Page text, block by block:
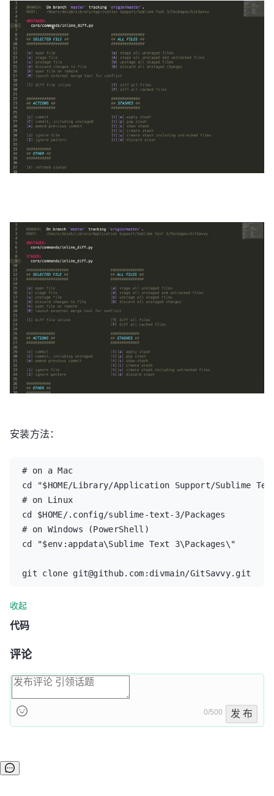
安装方法：
# on a Mac
cd "$HOME/Library/Application Support/Sublime
# on Linux
cd $HOME/.config/sublime-text-3/Packages
# on Windows (PowerShell)
cd "$env:appdata\Sublime Text 3\Packages\"
git clone git@github.com:divmain/GitSavvy.git
收起
代码
评论
0/500 发 布